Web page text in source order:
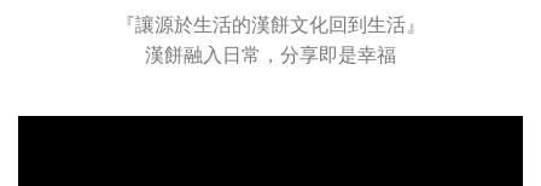
『讓源於生活的漢餅文化回到生活』
漢餅融入日常，分享即是幸福